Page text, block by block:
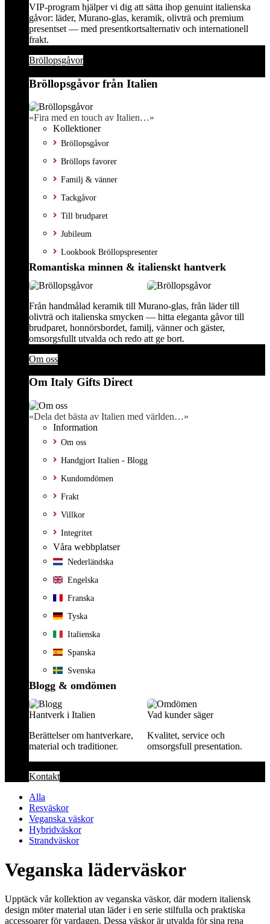
VIP-program hjälper vi dig att sätta ihop genuint italienska
gåvor: läder, Murano-glas, keramik, olivträ och premium
presentset — med presentkortsalternativ och internationell
frakt.
Bröllopsgåvor
Bröllopsgåvor från Italien
«Fira med en touch av Italien…»
Kollektioner
Bröllopsgåvor
Bröllops favorer
Familj & vänner
Tackgåvor
Till brudparet
Jubileum
Lookbook Bröllopspresenter
Romantiska minnen & italienskt hantverk
Från handmålad keramik till Murano-glas, från läder till
olivträ och italienska smycken — hitta eleganta gåvor till
brudparet, honnörsbordet, familj, vänner och gäster,
omsorgsfullt utvalda och redo att ge bort.
Om oss
Om Italy Gifts Direct
«Dela det bästa av Italien med världen…»
Information
Om oss
Handgjort Italien - Blogg
Kundomdömen
Frakt
Villkor
Integritet
Våra webbplatser
Nederländska
Engelska
Franska
Tyska
Italienska
Spanska
Svenska
Blogg & omdömen
Hantverk i Italien
Berättelser om hantverkare,
material och traditioner.
Vad kunder säger
Kvalitet, service och
omsorgsfull presentation.
Kontakt
Alla
Resväskor
Veganska väskor
Hybridväskor
Strandväskor
Veganska läderväskor
Upptäck vår kollektion av veganska väskor, där modern italiensk
design möter material utan läder i en serie stilfulla och praktiska
accessoarer för vardagen. Dessa väskor är utvalda för sina rena